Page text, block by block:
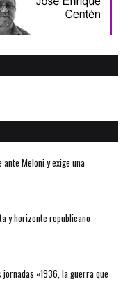
ante Meloni y exige una
y horizonte republicano
«1936, la guerra que